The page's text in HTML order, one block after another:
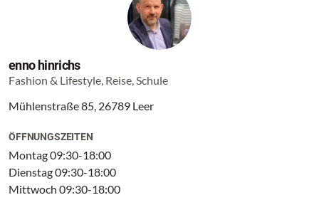
enno hinrichs
Fashion & Lifestyle, Reise, Schule
Mühlenstraße 85, 26789 Leer
ÖFFNUNGSZEITEN
Montag 09:30-18:00
Dienstag 09:30-18:00
Mittwoch 09:30-18:00